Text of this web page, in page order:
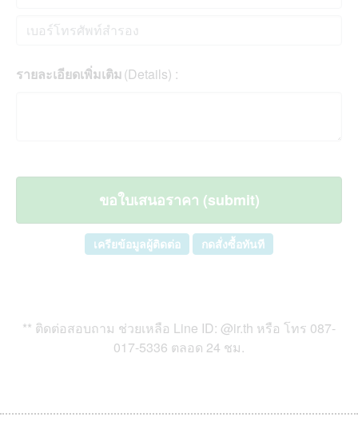
รายละเอียดเพิ่มเติม(Details) :
เครียข้อมูลผู้ติดต่อ กดสั่งซื้อทันที
** ติดต่อสอบถาม ช่วยเหลือ Line ID: @ir.th หรือ โทร 087-
017-5336 ตลอด 24 ชม.